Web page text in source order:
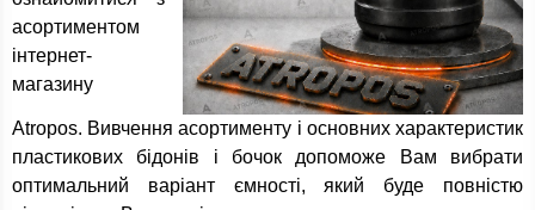
асортиментом
інтернет-
магазину
Atropos. Вивчення асортименту і основних характеристик
пластикових бідонів і бочок допоможе Вам вибрати
оптимальний варіант ємності, який буде повністю